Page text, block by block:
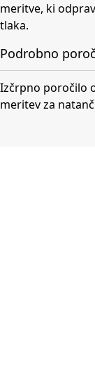
meritve, ki
tlaka.
Podrobno
Izčrpno poročilo
meritev za